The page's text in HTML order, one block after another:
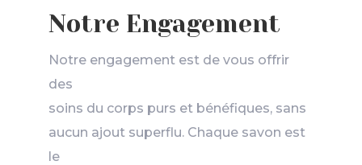
Notre Engagement
Notre engagement est de vous offrir
des
soins du corps purs et bénéfiques, sans
aucun ajout superflu. Chaque savon est
le